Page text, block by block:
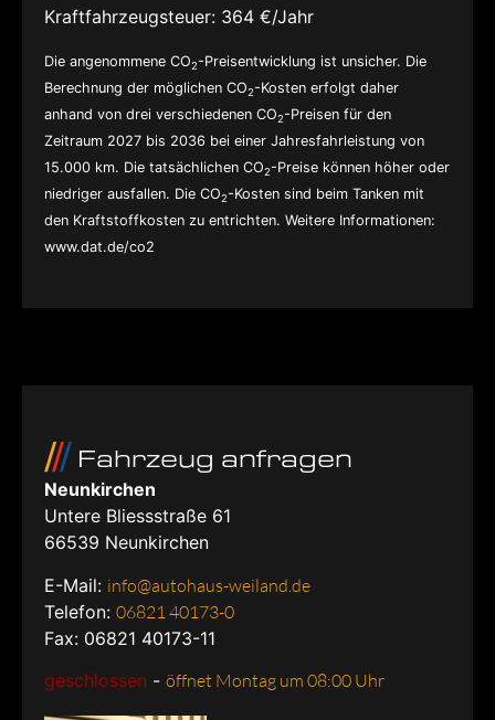
Kraftfahrzeugsteuer: 364 €/Jahr
Die angenommene CO2-Preisentwicklung ist unsicher. Die
Berechnung der möglichen CO2-Kosten erfolgt daher
anhand von drei verschiedenen CO2-Preisen für den
Zeitraum 2027 bis 2036 bei einer Jahresfahrleistung von
15.000 km. Die tatsächlichen CO2-Preise können höher oder
niedriger ausfallen. Die CO2-Kosten sind beim Tanken mit
den Kraftstoffkosten zu entrichten. Weitere Informationen:
www.dat.de/co2
Fahrzeug anfragen
Neunkirchen
Untere Bliessstraße 61
66539 Neunkirchen
E-Mail: info@autohaus-weiland.de
Telefon: 06821 40173-0
Fax: 06821 40173-11
geschlossen - öffnet Montag um 08:00 Uhr